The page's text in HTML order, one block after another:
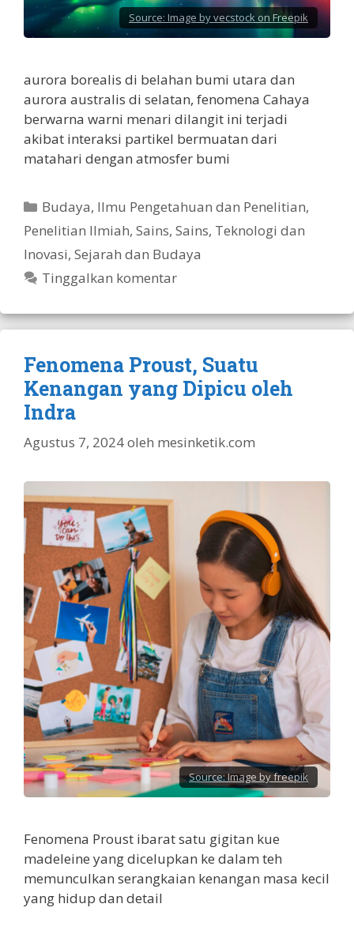
Source: Image by vecstock on Freepik
aurora borealis di belahan bumi utara dan
aurora australis di selatan, fenomena Cahaya
berwarna warni menari dilangit ini terjadi
akibat interaksi partikel bermuatan dari
matahari dengan atmosfer bumi
Kategori
Budaya, Ilmu Pengetahuan dan Penelitian,
Penelitian Ilmiah, Sains, Sains, Teknologi dan
Inovasi, Sejarah dan Budaya
Tinggalkan komentar
Fenomena Proust, Suatu
Kenangan yang Dipicu oleh
Indra
Agustus 7, 2024oleh mesinketik.com
Source:Image by freepik
Fenomena Proust ibarat satu gigitan kue
madeleine yang dicelupkan ke dalam teh
memunculkan serangkaian kenangan masa kecil
yang hidup dan detail